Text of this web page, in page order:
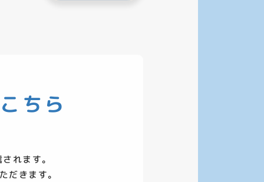
ちら
れます。
だきます。